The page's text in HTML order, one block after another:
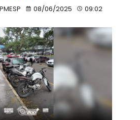
08/06/2025 09:02